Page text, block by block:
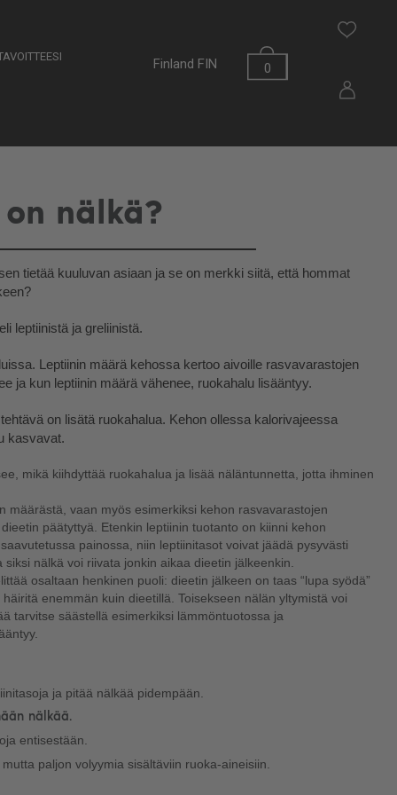
0
Finland FIN
nälkä?
tietää kuuluvan asiaan ja se on merkki siitä, että hommat
leptiinistä ja greliinistä.
Leptiinin määrä kehossa kertoo aivoille rasvavarastojen
ja kun leptiinin määrä vähenee, ruokahalu lisääntyy.
on lisätä ruokahalua. Kehon ollessa kalorivajeessa
kasvavat.
mikä kiihdyttää ruokahalua ja lisää näläntunnetta, jotta ihminen
vaan myös esimerkiksi kehon rasvavarastojen
päätyttyä. Etenkin leptiinin tuotanto on kiinni kehon
painossa, niin leptiinitasot voivat jäädä pysyvästi
nälkä voi riivata jonkin aikaa dieetin jälkeenkin.
osaltaan henkinen puoli: dieetin jälkeen on taas “lupa syödä”
enemmän kuin dieetillä. Toisekseen nälän yltymistä voi
tarvitse säästellä esimerkiksi lämmöntuotossa ja
ja pitää nälkää pidempään.
nälkää.
entisestään.
paljon volyymia sisältäviin ruoka-aineisiin.